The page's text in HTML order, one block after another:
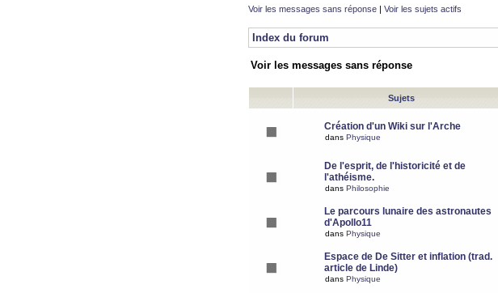
Voir les messages sans réponse | Voir les sujets actifs
Index du forum
Voir les messages sans réponse
Sujets
Création d'un Wiki sur l'Arche
dans Physique
De l'esprit, de l'historicité et de
l'athéisme.
dans Philosophie
Le parcours lunaire des astronautes
d'Apollo11
dans Physique
Espace de De Sitter et inflation (trad.
article de Linde)
dans Physique